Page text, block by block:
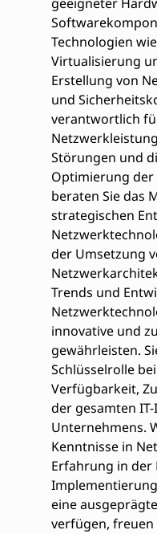
Technologien
Virtualisierung
Erstellung von
und
verantwortlich
Störungen und
Optimierung
beraten Sie das
strategischen
der Umsetzung
Trends und
innovative und
gewährleisten.
Schlüsselrolle
Verfügbarkeit,
der gesamten
Unternehmens.
Kenntnisse in
Erfahrung in der
eine
verfügen,